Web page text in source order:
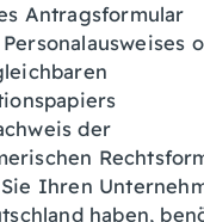
Antragsformular
der
Ihren
haben,